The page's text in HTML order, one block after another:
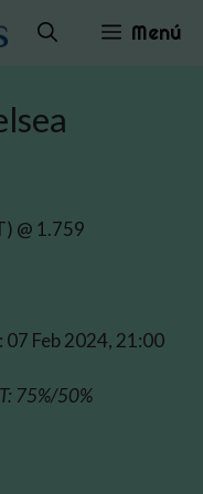
Menú
@ 1.759
07 Feb 2024, 21:00
75%/50%